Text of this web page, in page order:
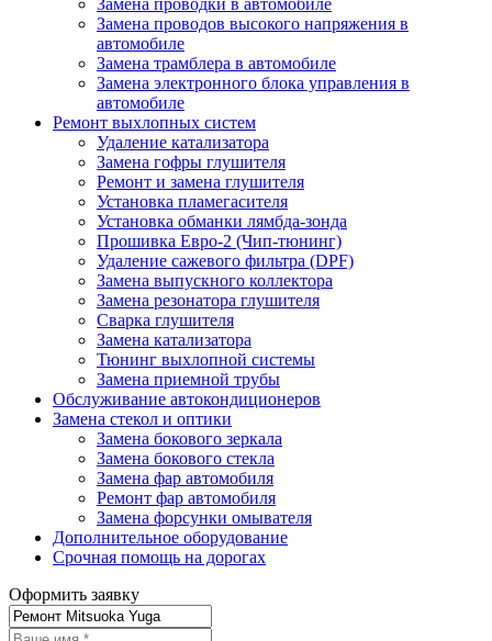
Замена проводов высокого напряжения в
автомобиле
Замена трамблера в автомобиле
Замена электронного блока управления в
автомобиле
Ремонт выхлопных систем
Удаление катализатора
Замена гофры глушителя
Ремонт и замена глушителя
Установка пламегасителя
Установка обманки лямбда-зонда
Прошивка Евро-2 (Чип-тюнинг)
Удаление сажевого фильтра (DPF)
Замена выпускного коллектора
Замена резонатора глушителя
Сварка глушителя
Замена катализатора
Тюнинг выхлопной системы
Замена приемной трубы
Обслуживание автокондиционеров
Замена стекол и оптики
Замена бокового зеркала
Замена бокового стекла
Замена фар автомобиля
Ремонт фар автомобиля
Замена форсунки омывателя
Дополнительное оборудование
Срочная помощь на дорогах
Оформить заявку